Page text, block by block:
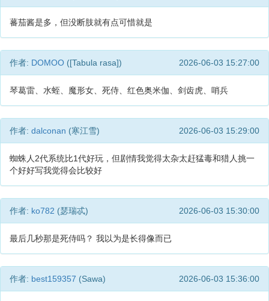
蕃茄酱是多，但没断肢就有点可惜就是
作者: DOMOO ([Tabula rasa]) 2026-06-03 15:27:00
琴葛雷、水蛭、魔形女、死侍、红色奥米伽、剑齿虎、哨兵
作者: dalconan (寒江雪) 2026-06-03 15:29:00
蜘蛛人2代系统比1代好玩，但剧情我觉得太杂太赶猛毒和猎人挑一
个好好写我觉得会比较好
作者: ko782 (瑟瑞忒) 2026-06-03 15:30:00
最后几秒那是死侍吗？ 我以为是长得像而已
作者: best159357 (Sawa) 2026-06-03 15:36:00